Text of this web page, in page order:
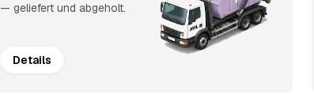
— geliefert und abgeholt.
Details